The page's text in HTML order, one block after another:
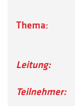
Thema:
Leitung:
Teilnehmer: